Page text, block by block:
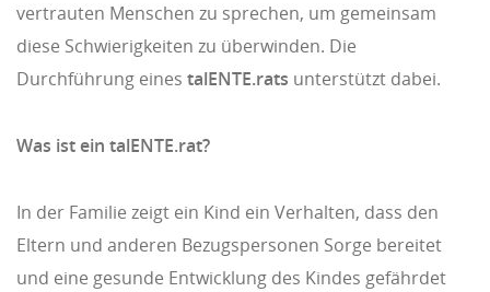
vertrauten Menschen zu sprechen, um gemeinsam
diese Schwierigkeiten zu überwinden. Die
Durchführung eines talENTE.rats unterstützt dabei.
Was ist ein talENTE.rat?
In der Familie zeigt ein Kind ein Verhalten, dass den
Eltern und anderen Bezugspersonen Sorge bereitet
und eine gesunde Entwicklung des Kindes gefährdet